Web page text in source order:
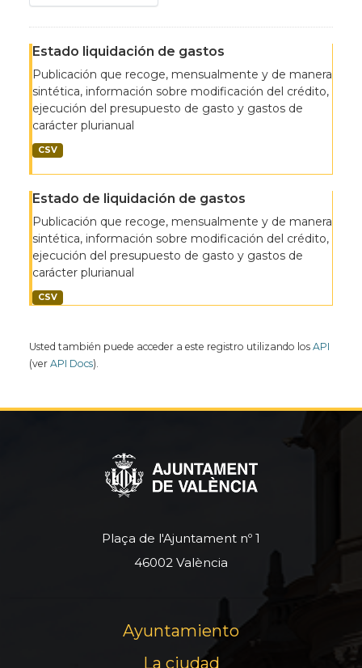
Estado liquidación de gastos
Publicación que recoge, mensualmente y de manera
sintética, información sobre modificación del crédito,
ejecución del presupuesto de gasto y gastos de
carácter plurianual
CSV
Estado de liquidación de gastos
Publicación que recoge, mensualmente y de manera
sintética, información sobre modificación del crédito,
ejecución del presupuesto de gasto y gastos de
carácter plurianual
CSV
Usted también puede acceder a este registro utilizando los API
(ver API Docs).
Plaça de l'Ajuntament nº 1
46002 València
Ayuntamiento
La ciudad